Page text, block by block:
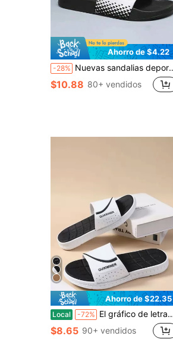
Ahorro de $4.22
-28% Nuevas sandalias deportivas casuales para hombres, chanclas de baloncesto de suela blanda de EVA, pantuflas cómodas, adecuadas para uso casual de verano, deportes al aire libre, vacaciones, regalos de graduación, accesorios de vestir de cumpleaños, calzado de ducha
$10.88 80+ vendidos
Ahorro de $22.35
Local -72% El gráfico de letras de los hombres ahueca hacia fuera las diapositivas, diapositivas abiertas del dedo del pie para diario
$8.65 90+ vendidos